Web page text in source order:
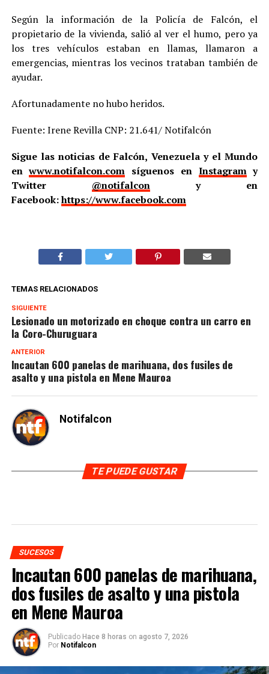
Según la información de la Policía de Falcón, el
propietario de la vivienda, salió al ver el humo, pero ya
los tres vehículos estaban en llamas, llamaron a
emergencias, mientras los vecinos trataban también de
ayudar.
Afortunadamente no hubo heridos.
Fuente: Irene Revilla CNP: 21.641/ Notifalcón
Sigue las noticias de Falcón, Venezuela y el Mundo
enwww.notifalcon.com síguenos en Instagramy
Twitter @notifalcony en
Facebook:https://www.facebook.com
TEMAS RELACIONADOS
SIGUIENTE
Lesionado un motorizado en choque contra un carro en
la Coro-Churuguara
ANTERIOR
Incautan 600 panelas de marihuana, dos fusiles de
asalto y una pistola en Mene Mauroa
Notifalcon
TE PUEDE GUSTAR
SUCESOS
Incautan 600 panelas de marihuana,
dos fusiles de asalto y una pistola
en Mene Mauroa
Publicado Hace 8 horas on agosto 7, 2026
Por Notifalcon